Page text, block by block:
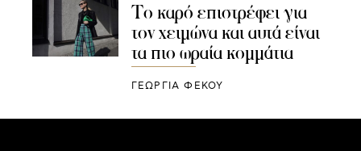
Το καρό επιστρέφει για
τον χειμώνα και αυτά είναι
τα πιο ωραία κομμάτια
ΓΕΩΡΓΙΑ ΦΕΚΟΥ